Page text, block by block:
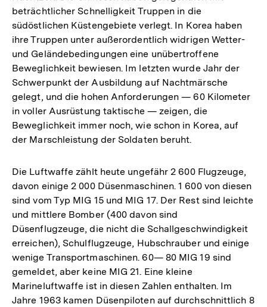
beträchtlicher Schnelligkeit Truppen in die
südöstlichen Küstengebiete verlegt. In Korea haben
ihre Truppen unter außerordentlich widrigen Wetter-
und Geländebedingungen eine unübertroffene
Beweglichkeit bewiesen. Im letzten wurde Jahr der
Schwerpunkt der Ausbildung auf Nachtmärsche
gelegt, und die hohen Anforderungen — 60 Kilometer
in voller Ausrüstung taktische — zeigen, die
Beweglichkeit immer noch, wie schon in Korea, auf
der Marschleistung der Soldaten beruht.
Die Luftwaffe zählt heute ungefähr 2 600 Flugzeuge,
davon einige 2 000 Düsenmaschinen. 1 600 von diesen
sind vom Typ MIG 15 und MIG 17. Der Rest sind leichte
und mittlere Bomber (400 davon sind
Düsenflugzeuge, die nicht die Schallgeschwindigkeit
erreichen), Schulflugzeuge, Hubschrauber und einige
wenige Transportmaschinen. 60— 80 MIG 19 sind
gemeldet, aber keine MIG 21. Eine kleine
Marineluftwaffe ist in diesen Zahlen enthalten. Im
Jahre 1963 kamen Düsenpiloten auf durchschnittlich 8